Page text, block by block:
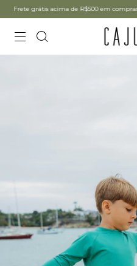
grátis acima de R$500 em compras!